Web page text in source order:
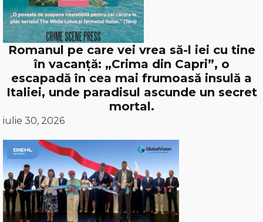
Romanul pe care vei vrea să-l iei cu tine
în vacanță: „Crima din Capri”, o
escapadă în cea mai frumoasă insulă a
Italiei, unde paradisul ascunde un secret
mortal.
iulie 30, 2026